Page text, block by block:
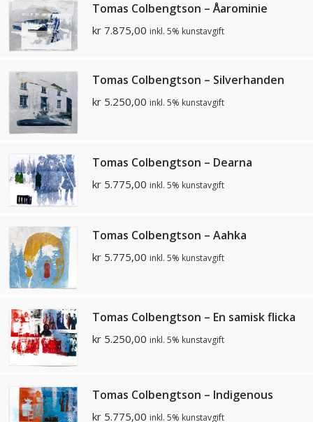
Tomas Colbengtson – Åarominie
kr 7.875,00 inkl. 5% kunstavgift
Tomas Colbengtson – Silverhanden
kr 5.250,00 inkl. 5% kunstavgift
Tomas Colbengtson – Dearna
kr 5.775,00 inkl. 5% kunstavgift
Tomas Colbengtson – Aahka
kr 5.775,00 inkl. 5% kunstavgift
Tomas Colbengtson – En samisk flicka
kr 5.250,00 inkl. 5% kunstavgift
Tomas Colbengtson – Indigenous
kr 5.775,00 inkl. 5% kunstavgift